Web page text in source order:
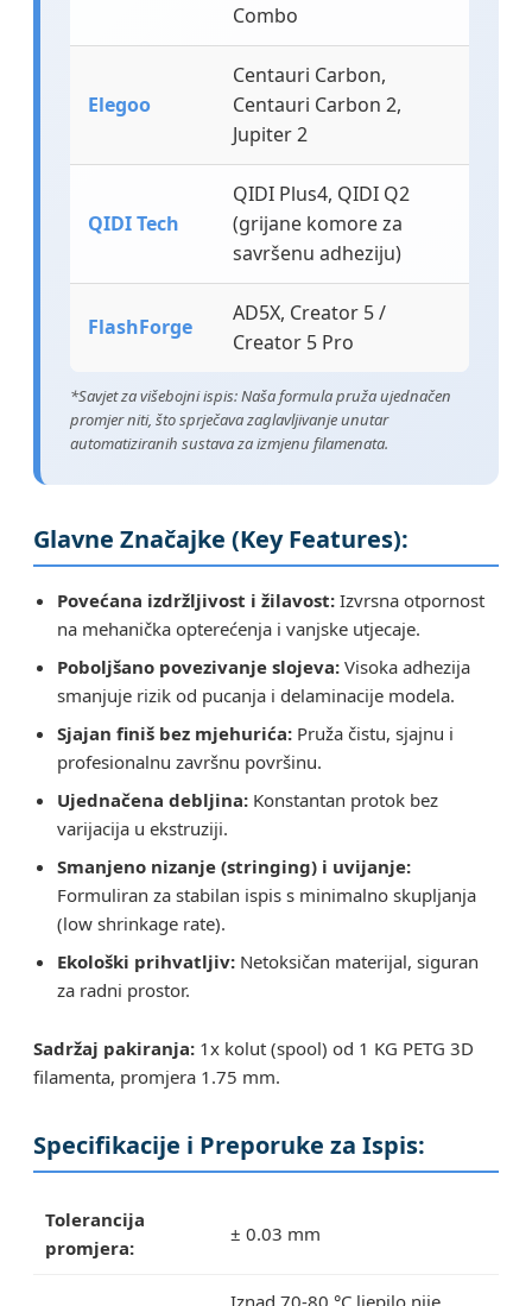
Combo
Elegoo
Centauri Carbon,
Centauri Carbon 2,
Jupiter 2
QIDI Tech
QIDI Plus4, QIDI Q2
(grijane komore za
savršenu adheziju)
FlashForge
AD5X, Creator 5 /
Creator 5 Pro
*Savjet za višebojni ispis: Naša formula pruža ujednačen
promjer niti, što sprječava zaglavljivanje unutar
automatiziranih sustava za izmjenu filamenata.
Glavne Značajke (Key Features):
Povećana izdržljivost i žilavost: Izvrsna otpornost
na mehanička opterećenja i vanjske utjecaje.
Poboljšano povezivanje slojeva: Visoka adhezija
smanjuje rizik od pucanja i delaminacije modela.
Sjajan finiš bez mjehurića: Pruža čistu, sjajnu i
profesionalnu završnu površinu.
Ujednačena debljina: Konstantan protok bez
varijacija u ekstruziji.
Smanjeno nizanje (stringing) i uvijanje:
Formuliran za stabilan ispis s minimalno skupljanja
(low shrinkage rate).
Ekološki prihvatljiv: Netoksičan materijal, siguran
za radni prostor.
Sadržaj pakiranja: 1x kolut (spool) od 1 KG PETG 3D
filamenta, promjera 1.75 mm.
Specifikacije i Preporuke za Ispis:
Tolerancija
promjera:
± 0.03 mm